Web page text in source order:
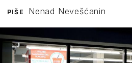
PIŠE Nenad Nevešćanin